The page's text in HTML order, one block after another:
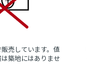
売しています。値
築地にはありませ